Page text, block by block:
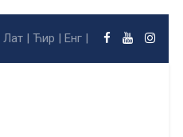
Лат | Ћир | Енг |